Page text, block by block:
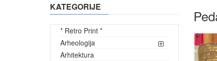
KATEGORIJE
* Retro Print *
Arheologija
Arhitektura